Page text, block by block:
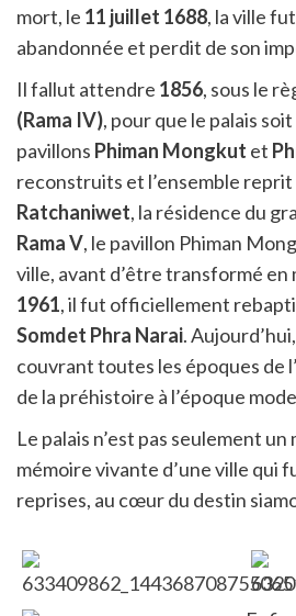
mort, le 11 juillet 1688, la ville
abandonnée et perdit de son
Il fallut attendre 1856, sous le
(Rama IV), pour que le palais
pavillons Phiman Mongkut et
reconstruits et l’ensemble reprit
Ratchaniwet, la résidence du
Rama V, le pavillon Phiman
ville, avant d’être transformé en
1961, il fut officiellement
Somdet Phra Narai.
couvrant toutes les époques de
de la préhistoire à l’époque
Le palais n’est pas seulement un
mémoire vivante d’une ville qui
reprises, au cœur du destin